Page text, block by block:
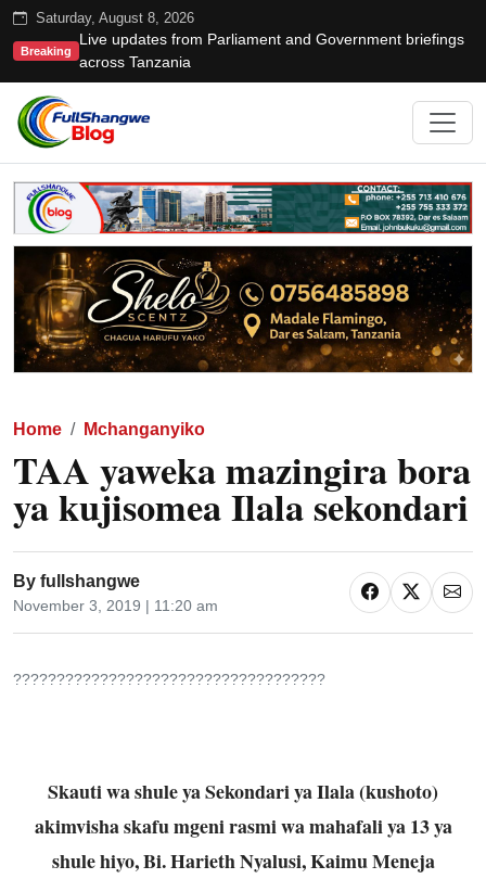
Saturday, August 8, 2026
Breaking
Live updates from Parliament and Government briefings
across Tanzania
Home Mchanganyiko
TAA yaweka mazingira bora
ya kujisomea Ilala sekondari
By fullshangwe
November 3, 2019 | 11:20 am
????????????????????????????????????
Skauti wa shule ya Sekondari ya Ilala (kushoto)
akimvisha skafu mgeni rasmi wa mahafali ya 13 ya
shule hiyo, Bi. Harieth Nyalusi, Kaimu Meneja